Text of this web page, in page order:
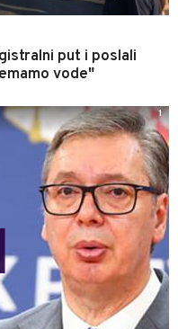
put i poslali
vode"
1